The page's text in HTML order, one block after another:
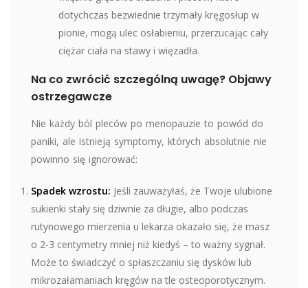
dotychczas bezwiednie trzymały kręgosłup w
pionie, mogą ulec osłabieniu, przerzucając cały
ciężar ciała na stawy i więzadła.
Na co zwrócić szczególną uwagę? Objawy
ostrzegawcze
Nie każdy ból pleców po menopauzie to powód do
paniki, ale istnieją symptomy, których absolutnie nie
powinno się ignorować:
Spadek wzrostu: Jeśli zauważyłaś, że Twoje ulubione
sukienki stały się dziwnie za długie, albo podczas
rutynowego mierzenia u lekarza okazało się, że masz
o 2-3 centymetry mniej niż kiedyś – to ważny sygnał.
Może to świadczyć o spłaszczaniu się dysków lub
mikrozałamaniach kręgów na tle osteoporotycznym.